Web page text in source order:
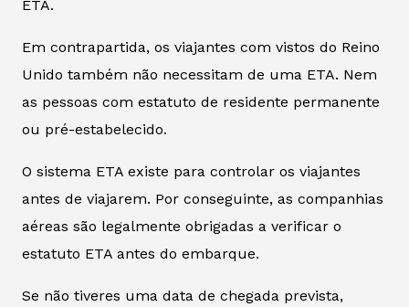
ETA.
Em contrapartida, os viajantes com vistos do Reino
Unido também não necessitam de uma ETA. Nem
as pessoas com estatuto de residente permanente
ou pré-estabelecido.
O sistema ETA existe para controlar os viajantes
antes de viajarem. Por conseguinte, as companhias
aéreas são legalmente obrigadas a verificar o
estatuto ETA antes do embarque.
Se não tiveres uma data de chegada prevista,